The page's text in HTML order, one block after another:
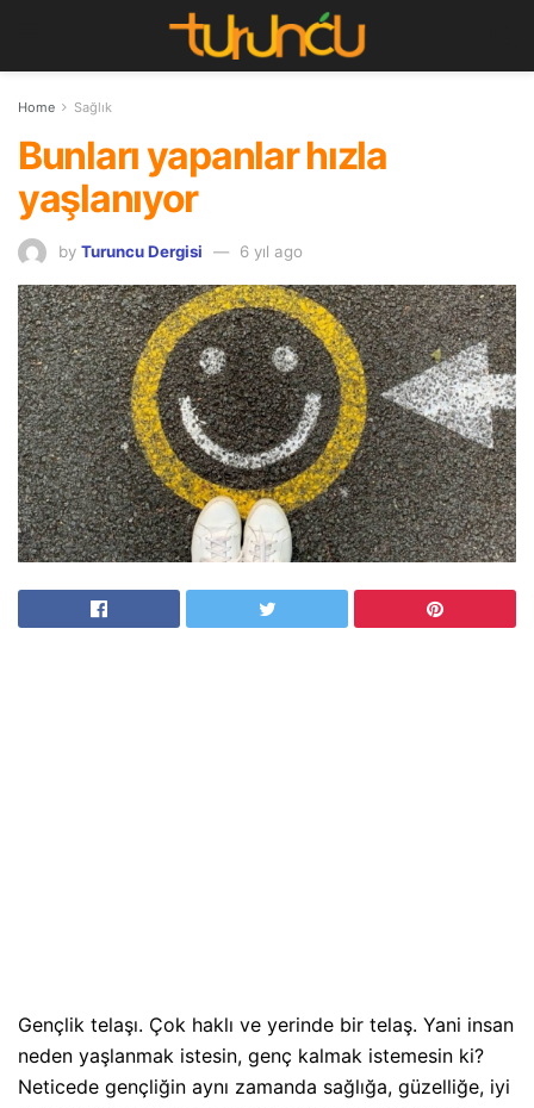
Home Sağlık
Bunları yapanlar hızla
yaşlanıyor
by Turuncu Dergisi 6 yıl ago
Gençlik telaşı. Çok haklı ve yerinde bir telaş. Yani insan
neden yaşlanmak istesin, genç kalmak istemesin ki?
Neticede gençliğin aynı zamanda sağlığa, güzelliğe, iyi